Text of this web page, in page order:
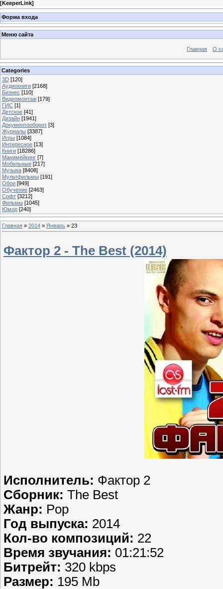
[KeeperLink]
Форма входа
Меню сайта
Главная О
Categories
3D [120]
Аудиокниги [2168]
Бизнес [110]
Видеомонтаж [179]
ГИС [1]
Детское [41]
Дизайн [1941]
Документооборот [3]
Журналы [3387]
Игры [1084]
Интересное [13]
Книги [18286]
Манимейкинг [7]
Мобильные [217]
Музыка [8408]
Мультфильмы [191]
Обои [949]
Обучение [2463]
Софт [3212]
Фильмы [1045]
Юмор [240]
Главная » 2014 » Январь » 23
Фактор 2 - The Best (2014)
Исполнитель: Фактор 2
Сборник: The Best
Жанр: Pop
Год выпуска: 2014
Кол-во композиций: 22
Время звучания: 01:21:52
Битрейт: 320 kbps
Размер: 195 Mb